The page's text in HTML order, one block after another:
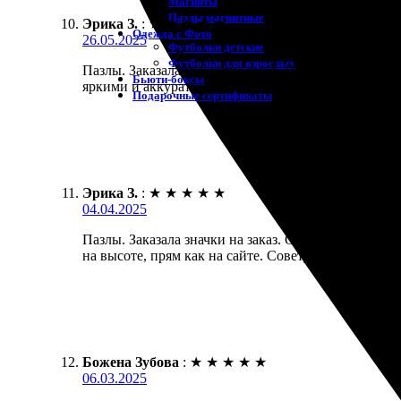
Пазлы магнитные
Одежда с Фото
Футболки детские
Футболки для взрослых
Бьюти-боксы
Подарочные сертификаты
Эрика З. : ★ ★ ★ ★ ★
26.05.2025
Пазлы. Заказала значки на заказ. Процесс
яркими и аккуратными. Обязательно вернусь за
Эрика З. : ★ ★ ★ ★ ★
04.04.2025
Пазлы. Заказала значки на заказ. Оформление
на высоте, прям как на сайте. Советую всем, кто
Божена Зубова : ★ ★ ★ ★ ★
06.03.2025